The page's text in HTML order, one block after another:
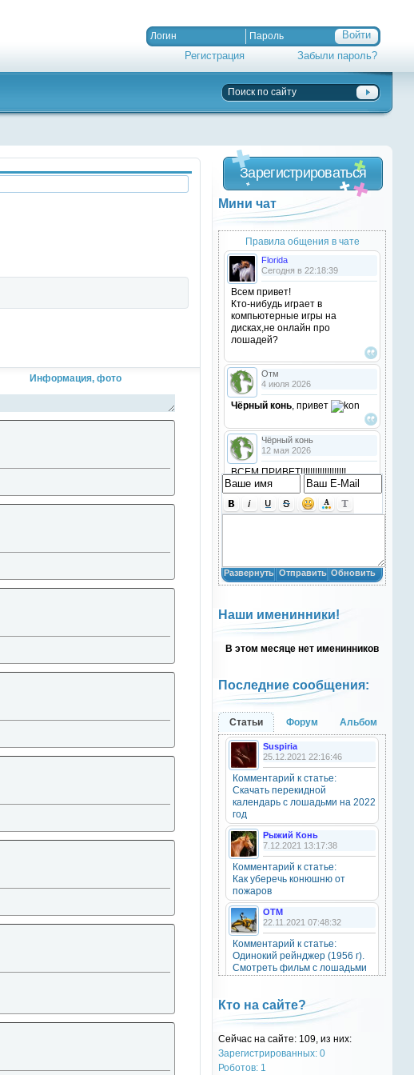
Регистрация Забыли пароль?
Информация, фото
Зарегистрироваться
Мини чат
Правила общения в чате
Florida
Сегодня в 22:18:39
Всем привет!
Кто-нибудь играет в
компьютерные игры на
дисках,не онлайн про
лошадей?
Отм
4 июля 2026
Чёрный конь, привет
Чёрный конь
12 мая 2026
ВСЕМ ПРИВЕТ!!!!!!!!!!!!!!!!!!!
!!!!
Анастасия18
Анастасия18
кто игры скачивал недавно?
Анастасия18
привет
Natali
20 октября 2025
OTM
6 сентября 2025
Grey-Rattto
Grey-Rattto
2 сентября 2025
Все ещё в деле
Grey-Rattto
2 сентября 2025
Приветствую товарищи! Привет
ОТМ!
17 ноября 2024
oper202, нет такого номера в
телеге
oper202
Развернуть Отправить Обновить
Наши именинники!
В этом месяце нет именинников
Последние сообщения:
Статьи Форум Альбом
Suspiria
25.12.2021 22:16:46
Комментарий к статье:
Скачать перекидной
календарь с лошадьми на 2022
год
Рыжий Конь
7.12.2021 13:17:38
Комментарий к статье:
Как уберечь конюшню от
пожаров
OTM
22.11.2021 07:48:32
Комментарий к статье:
Одинокий рейнджер (1956 г).
Смотреть фильм с лошадьми
Natali
28.09.2021 15:30:39
Комментарий к статье:
Тест «Масти и отметины»
OTM
Кто на сайте?
Сейчас на сайте: 109, из них:
Зарегистрированных: 0
Роботов: 1